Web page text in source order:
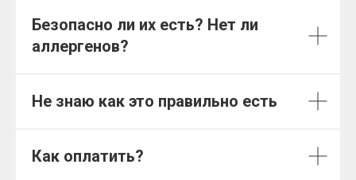
Безопасно ли их есть? Нет ли
аллергенов?
Не знаю как это правильно есть
Как оплатить?